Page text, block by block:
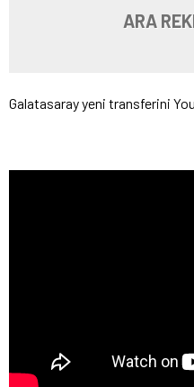
ARA
Galatasaray yeni transferini
Bu sezon 30 maçta görev